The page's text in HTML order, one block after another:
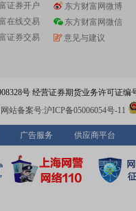
证券开户
在线交易
证券交易
东方财富网微博
东方财富网微信
意见与建议
号 经营证券期货业务许可证编
网站备案号:沪ICP备05006054号-11
广告服务 供应商平台